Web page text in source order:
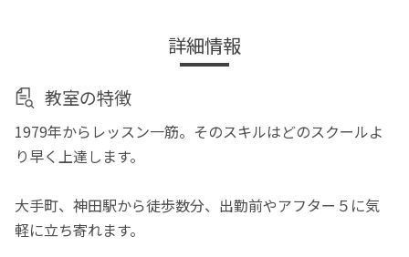
詳細情報
教室の特徴
1979年からレッスン一筋。そのスキルはどのスクールよ
り早く上達します。
大手町、神田駅から徒歩数分、出勤前やアフター５に気
軽に立ち寄れます。